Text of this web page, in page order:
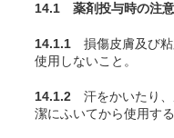
14.1 薬剤投与時の注意
14.1.1 損傷皮膚及び粘
使用しないこと。
14.1.2 汗をかいたり、
潔にふいてから使用する